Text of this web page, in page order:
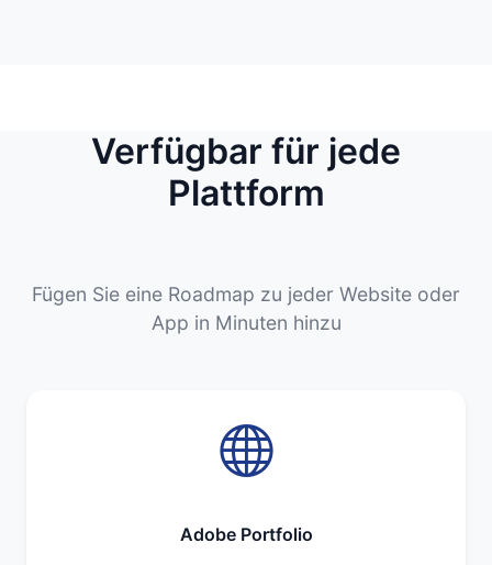
Verfügbar für jede
Plattform
Fügen Sie eine Roadmap zu jeder Website oder
App in Minuten hinzu
Adobe Portfolio